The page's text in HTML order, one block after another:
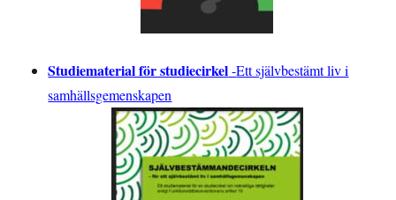
Studiematerial för studiecirkel-Ett självbestämt liv i
samhällsgemenskapen